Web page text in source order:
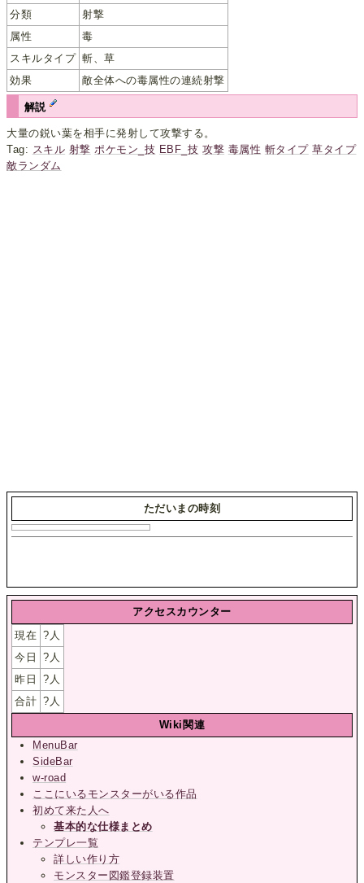
分類
射撃
属性
毒
スキルタイプ 斬、草
効果
敵全体への毒属性の連続射撃
解説
大量の鋭い葉を相手に発射して攻撃する。
Tag: スキル 射撃 ポケモン_技 EBF_技 攻撃 毒属性 斬タイプ 草タイプ
敵ランダム
ただいまの時刻
アクセスカウンター
現在 ? 人
今日
? 人
昨日
? 人
合計 ? 人
Wiki関連
MenuBar
SideBar
w-road
ここにいるモンスターがいる作品
初めて来た人へ
基本的な仕様まとめ
テンプレ一覧
詳しい作り方
モンスター図鑑登録装置